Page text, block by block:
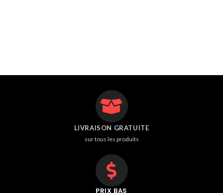
LIVRAISON GRATUITE
sur tous les produits
PRIX BAS